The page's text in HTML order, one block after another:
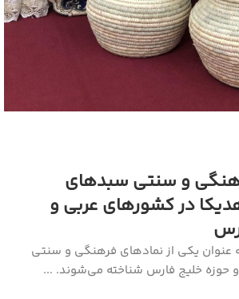
و سنتی سبدهای
در کشورهای عربی و
یکی از نمادهای فرهنگی و سنتی
حوزه خلیج فارس شناخته می‌شوند. ...